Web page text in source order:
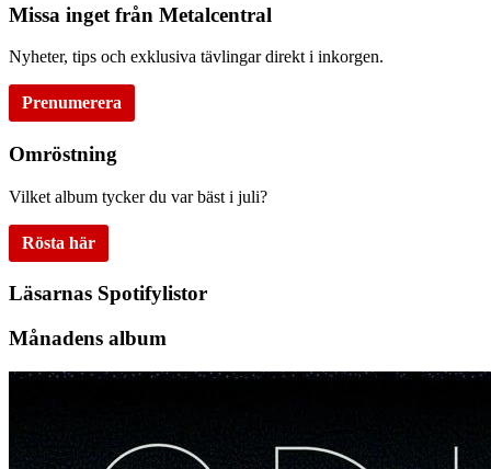
Missa inget från Metalcentral
Nyheter, tips och exklusiva tävlingar direkt i inkorgen.
Prenumerera
Omröstning
Vilket album tycker du var bäst i juli?
Rösta här
Läsarnas Spotifylistor
Månadens album